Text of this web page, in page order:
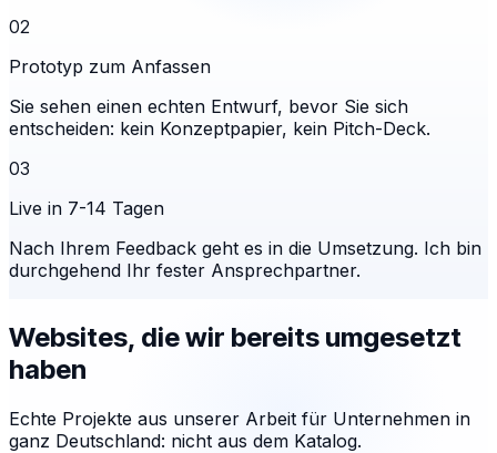
02
Prototyp zum Anfassen
Sie sehen einen echten Entwurf, bevor Sie sich
entscheiden: kein Konzeptpapier, kein Pitch-Deck.
03
Live in 7-14 Tagen
Nach Ihrem Feedback geht es in die Umsetzung. Ich bin
durchgehend Ihr fester Ansprechpartner.
Websites, die wir bereits umgesetzt
haben
Echte Projekte aus unserer Arbeit für Unternehmen in
ganz Deutschland: nicht aus dem Katalog.